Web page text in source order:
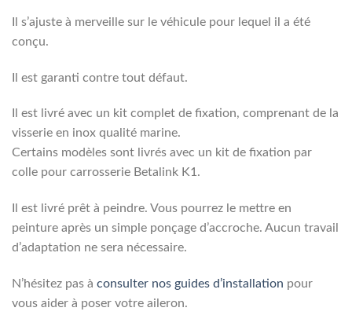
Il s’ajuste à merveille sur le véhicule pour lequel il a été
conçu.
Il est garanti contre tout défaut.
Il est livré avec un kit complet de fixation, comprenant de la
visserie en inox qualité marine.
Certains modèles sont livrés avec un kit de fixation par
colle pour carrosserie Betalink K1.
Il est livré prêt à peindre. Vous pourrez le mettre en
peinture après un simple ponçage d’accroche. Aucun travail
d’adaptation ne sera nécessaire.
N’hésitez pas à consulter nos guides d’installation pour
vous aider à poser votre aileron.